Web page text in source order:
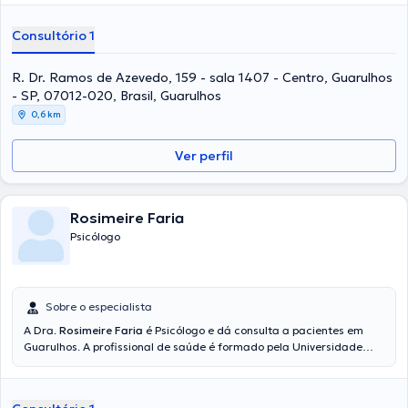
reconhecida em sua área de especialidade. Esta profissional
Ansiedade Transtorno alimentar Codependência e conta com
experiência profissional na Universidade Paulista. Ademais, ela faz
parte de diversas associações médicas. Carolina Hamanda Souza
esteve presente em consideráveis conferências com o objetivo de
ter uma formação contínua em seu campo de especialização e
submeteu importantes artigos.
Consultório 1
R. Dr. Ramos de Azevedo, 159 - sala 1407 - Centro, Guarulhos
- SP, 07012-020, Brasil, Guarulhos
0,6 km
Ver perfil
Rosimeire Faria
Psicólogo
Sobre o especialista
A Dra. Rosimeire Faria é Psicólogo e dá consulta a pacientes em
Guarulhos. A profissional de saúde é formado pela Universidade
inclusive conta com ampla experiência em Luto Depressão